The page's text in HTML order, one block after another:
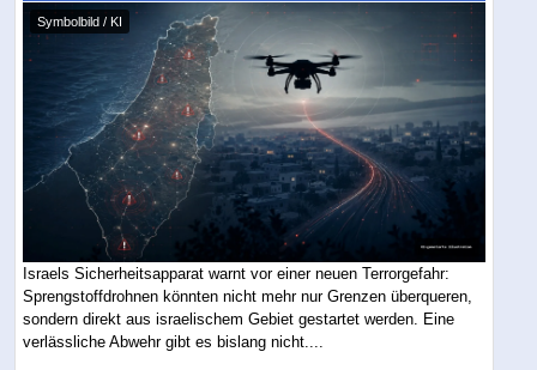
Symbolbild / KI
Israels Sicherheitsapparat warnt vor einer neuen Terrorgefahr:
Sprengstoffdrohnen könnten nicht mehr nur Grenzen überqueren,
sondern direkt aus israelischem Gebiet gestartet werden. Eine
verlässliche Abwehr gibt es bislang nicht....